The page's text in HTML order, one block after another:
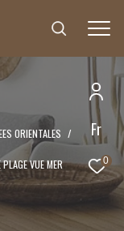
Fr
0
ORIENTALES
VUE MER
critères